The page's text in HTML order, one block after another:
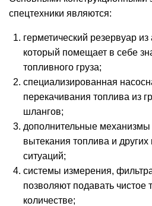
спецтехники являются:
герметический резервуар
который помещает в себе
топливного груза;
специализированная
перекачивания топлива из
шлангов;
дополнительные
вытекания топлива и
ситуаций;
системы измерения,
позволяют подавать
количестве;